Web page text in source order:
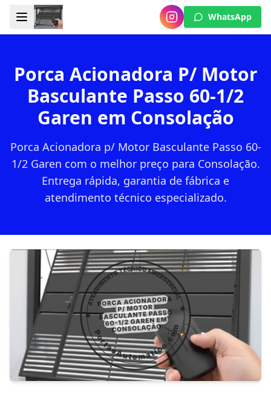
WhatsApp
Porca Acionadora P/ Motor
Basculante Passo 60-1/2
Garen em Consolação
Porca Acionadora p/ Motor Basculante Passo 60-
1/2 Garen com o melhor preço para Consolação.
Entrega rápida, garantia de fábrica e
atendimento técnico especializado.